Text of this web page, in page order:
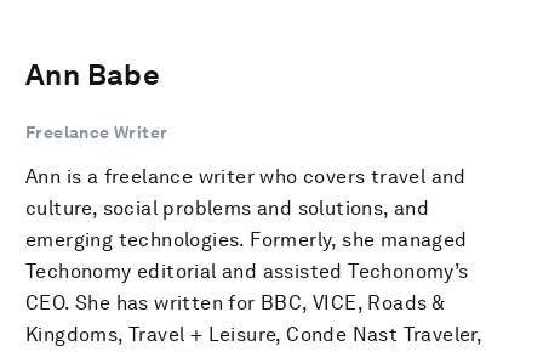
Ann Babe
Freelance Writer
Ann is a freelance writer who covers travel and
culture, social problems and solutions, and
emerging technologies. Formerly, she managed
Techonomy editorial and assisted Techonomy’s
CEO. She has written for BBC, VICE, Roads &
Kingdoms, Travel + Leisure, Conde Nast Traveler,